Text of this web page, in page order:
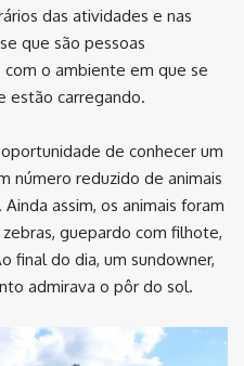
das atividades e nas
que são pessoas
o ambiente em que se
estão carregando.
de conhecer um
número reduzido de animais
assim, os animais foram
guepardo com filhote,
final do dia, um sundowner,
admirava o pôr do sol.